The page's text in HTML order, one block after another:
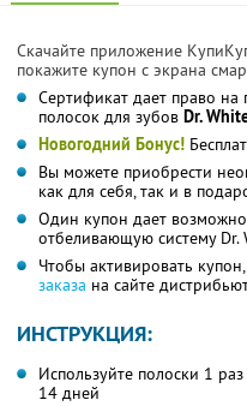
Скачайте приложение
покажите купон с экрана
Сертификат дает право
полосок для зубов Dr.
Новогодний Бонус!
Вы можете приобрести
как для себя, так и в
Один купон дает
отбеливающую систему Dr.
Чтобы активировать
заказа на сайте
ИНСТРУКЦИЯ:
Используйте полоски 1
14 дней